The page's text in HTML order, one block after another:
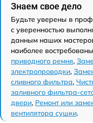
Знаем свое дело
Будьте уверены в
с уверенностью
данным наших
наиболее
приводного ремня,
электропроводки,
сливного фильтра,
заливного фильтра-
двери, Ремонт или
вентилятора сушки.